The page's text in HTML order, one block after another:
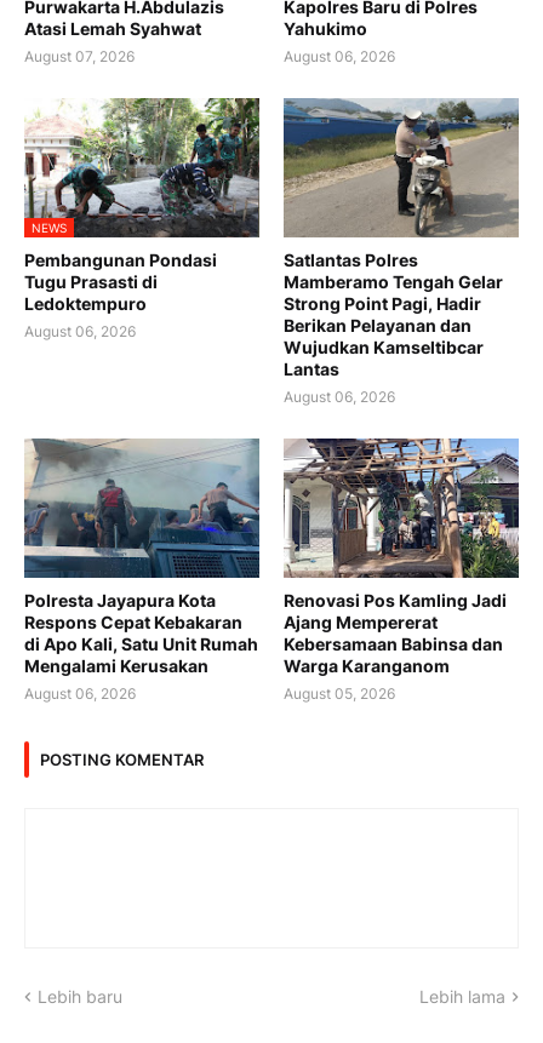
Purwakarta H.Abdulazis
Atasi Lemah Syahwat
August 07, 2026
Kapolres Baru di Polres
Yahukimo
August 06, 2026
NEWS
Pembangunan Pondasi
Tugu Prasasti di
Ledoktempuro
August 06, 2026
Satlantas Polres
Mamberamo Tengah Gelar
Strong Point Pagi, Hadir
Berikan Pelayanan dan
Wujudkan Kamseltibcar
Lantas
August 06, 2026
Polresta Jayapura Kota
Respons Cepat Kebakaran
di Apo Kali, Satu Unit Rumah
Mengalami Kerusakan
August 06, 2026
Renovasi Pos Kamling Jadi
Ajang Mempererat
Kebersamaan Babinsa dan
Warga Karanganom
August 05, 2026
POSTING KOMENTAR
Lebih baru Lebih lama